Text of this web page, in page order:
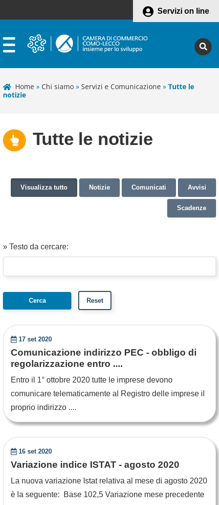
Servizi on line
Home » Chi siamo » Servizi e Comunicazione » Tutte le
notizie
Tutte le notizie
Visualizza tutto Notizie Comunicati Avvisi
Scadenze
» Testo da cercare:
17 set 2020
Comunicazione indirizzo PEC - obbligo di
regolarizzazione entro ....
Entro il 1° ottobre 2020 tutte le imprese devono
comunicare telematicamente al Registro delle imprese il
proprio indirizzo ....
16 set 2020
Variazione indice ISTAT - agosto 2020
La nuova variazione Istat relativa al mese di agosto 2020
è la seguente: Base 102,5 Variazione mese precedente